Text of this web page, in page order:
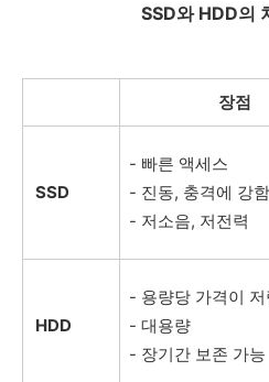
SSD와 HDD의
장점
SSD
- 빠른 액세스
- 진동, 충격에 강함
- 저소음, 저전력
HDD
- 용량당 가격이 저
- 대용량
- 장기간 보존 가능